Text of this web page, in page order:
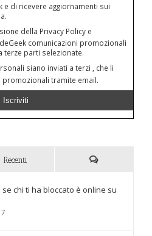
e di ricevere aggiornamenti sui
della Privacy Policy e
comunicazioni promozionali
parti selezionate.
siano inviati a terzi , che li
tramite email.
Recenti
chi ti ha bloccato è online su